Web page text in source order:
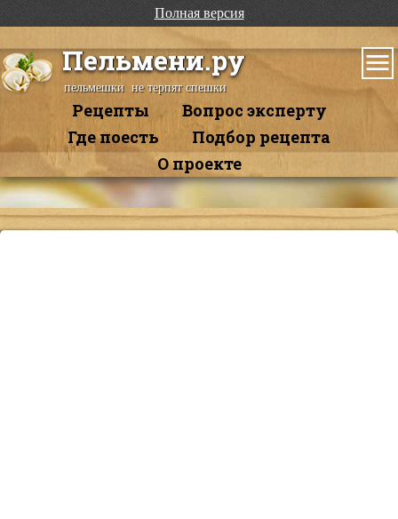
Полная версия
Пельмени.ру
пельмешки не терпят спешки
Рецепты
Вопрос эксперту
Где поесть
Подбор рецепта
О проекте